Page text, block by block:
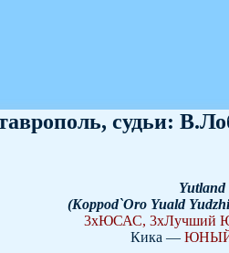
судьи:
(Koppod`Oro Yuald
3хЮСАС, 3хЛучший
Кика —